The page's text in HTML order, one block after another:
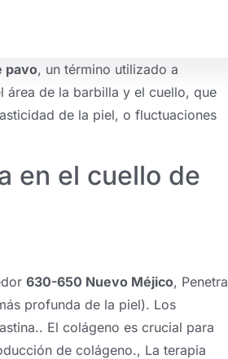
pavo, un término utilizado a
área de la barbilla y el cuello, que
de la piel, o fluctuaciones
en el cuello de
630-650 Nuevo Méjico, Penetra
profunda de la piel). Los
El colágeno es crucial para
de colágeno., La terapia